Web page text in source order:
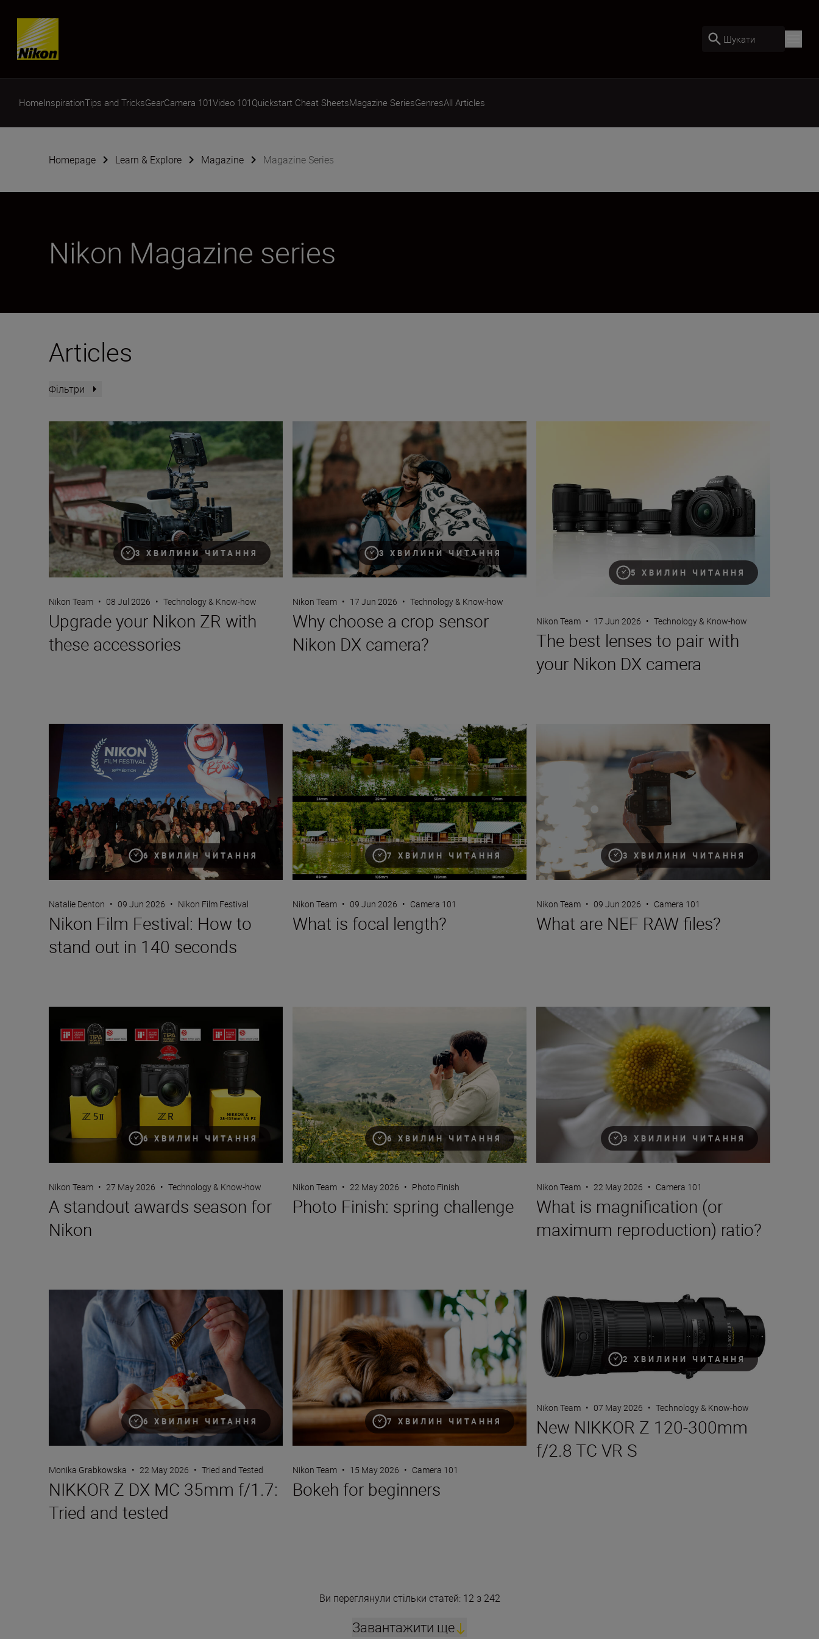
Skip content
Шукати
HomeInspirationTips and TricksGearCamera 101Video 101 Quickstart Cheat SheetsMagazine SeriesGenresAll Articles
Homepage Learn & Explore Magazine Magazine Series
Nikon Magazine series
Articles
Фільтри
3 ХВИЛИНИ ЧИТАННЯ
Upgrade your Nikon ZR with these accessories
Nikon Team • 08 Jul 2026 • Technology & Know-how
Upgrade your Nikon ZR with
these accessories
3 ХВИЛИНИ ЧИТАННЯ
Why choose a crop sensor Nikon DX camera?
Nikon Team • 17 Jun 2026 • Technology & Know-how
Why choose a crop sensor
Nikon DX camera?
5 ХВИЛИН ЧИТАННЯ
Nikon Team • 17 Jun 2026 • Technology & Know-how
The best lenses to pair with
your Nikon DX camera
6 ХВИЛИН ЧИТАННЯ
Nikon Film Festival: How to stand out in 140 seconds
Natalie Denton • 09 Jun 2026 • Nikon Film Festival
Nikon Film Festival: How to
stand out in 140 seconds
7 ХВИЛИН ЧИТАННЯ
What is focal length?
Nikon Team • 09 Jun 2026 • Camera 101
What is focal length?
3 ХВИЛИНИ ЧИТАННЯ
Nikon Team • 09 Jun 2026 • Camera 101
What are NEF RAW files?
6 ХВИЛИН ЧИТАННЯ
Nikon Team • 27 May 2026 • Technology & Know-how
A standout awards season for
Nikon
6 ХВИЛИН ЧИТАННЯ
Nikon Team • 22 May 2026 • Photo Finish
Photo Finish: spring challenge
3 ХВИЛИНИ ЧИТАННЯ
What is magnification (or maximum reproduction) ratio?
Nikon Team • 22 May 2026 • Camera 101
What is magnification (or
maximum reproduction) ratio?
6 ХВИЛИН ЧИТАННЯ
NIKKOR Z DX MC 35mm f/1.7: Tried and tested
Monika Grabkowska • 22 May 2026 • Tried and Tested
NIKKOR Z DX MC 35mm f/1.7:
Tried and tested
7 ХВИЛИН ЧИТАННЯ
Bokeh for beginners
Nikon Team • 15 May 2026 • Camera 101
Bokeh for beginners
2 ХВИЛИНИ ЧИТАННЯ
New NIKKOR Z 120-300mm f/2.8 TC VR S
Nikon Team • 07 May 2026 • Technology & Know-how
New NIKKOR Z 120-300mm
f/2.8 TC VR S
Ви переглянули стільки статей: 12 з 242
Завантажити ще